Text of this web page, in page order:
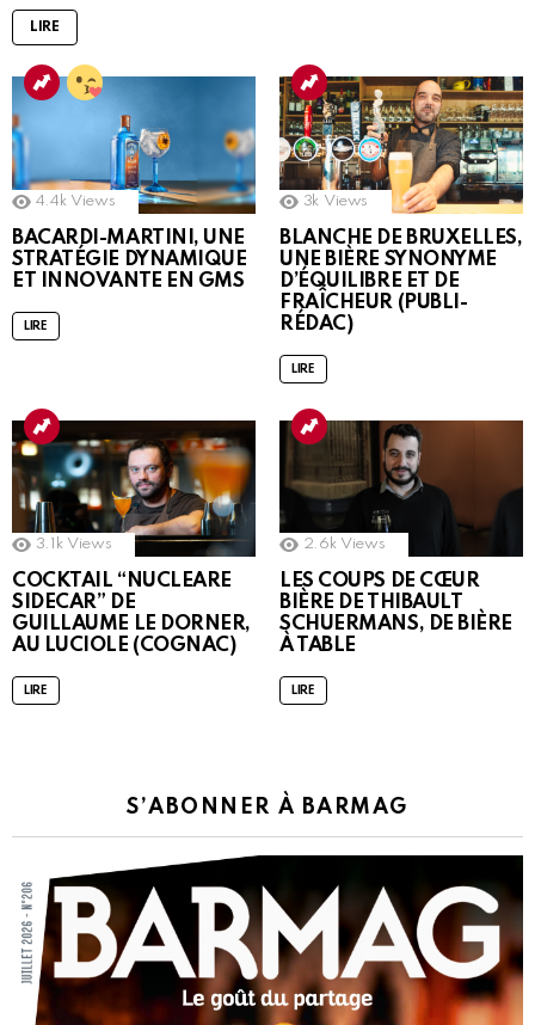
LIRE
4.4k Views
BACARDI-MARTINI, UNE
STRATÉGIE DYNAMIQUE
ET INNOVANTE EN GMS
LIRE
3k Views
BLANCHE DE BRUXELLES,
UNE BIÈRE SYNONYME
D’ÉQUILIBRE ET DE
FRAÎCHEUR (PUBLI-
RÉDAC)
LIRE
3.1k Views
COCKTAIL “NUCLEARE
SIDECAR” DE
GUILLAUME LE DORNER,
AU LUCIOLE (COGNAC)
LIRE
2.6k Views
LES COUPS DE CŒUR
BIÈRE DE THIBAULT
SCHUERMANS, DE BIÈRE
À TABLE
LIRE
S’ABONNER À BARMAG